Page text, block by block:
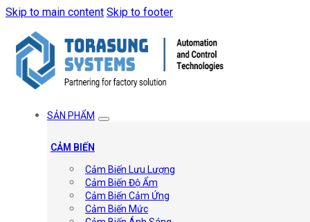
Skip to main content Skip to footer
SẢN PHẨM
CẢM BIẾN
Cảm Biến Lưu Lượng
Cảm Biến Độ Ẩm
Cảm Biến Cảm Ứng
Cảm Biến Mức